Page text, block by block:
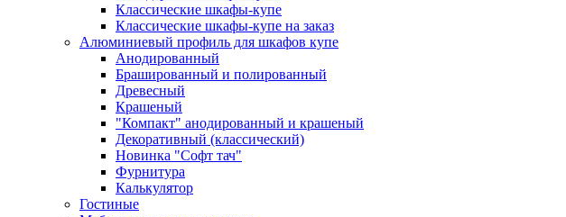
Классические шкафы-купе
Классические шкафы-купе на заказ
Алюминиевый профиль для шкафов купе
Анодированный
Брашированный и полированный
Древесный
Крашеный
"Компакт" анодированный и крашеный
Декоративный (классический)
Новинка "Софт тач"
Фурнитура
Калькулятор
Гостиные